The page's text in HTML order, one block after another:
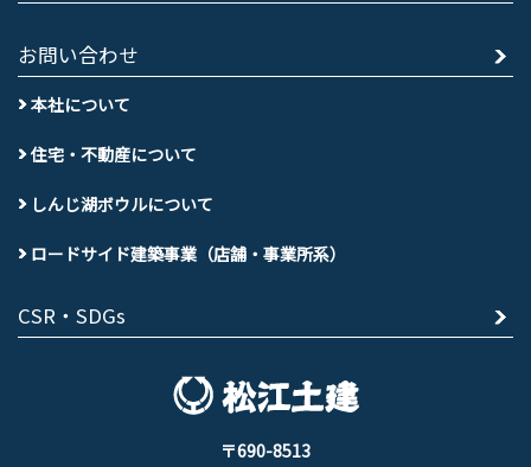
お問い合わせ
本社について
住宅・不動産について
しんじ湖ボウルについて
ロードサイド建築事業（店舗・事業所系）
CSR・SDGs
〒690-8513